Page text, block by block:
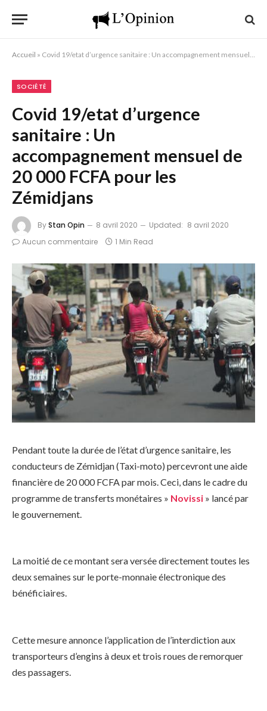
Accueil » Covid 19/etat d’urgence sanitaire : Un accompagnement mensuel de 20 000 FCFA pour les Zémidjans
SOCIÉTÉ
Covid 19/etat d’urgence
sanitaire : Un
accompagnement mensuel de
20 000 FCFA pour les
Zémidjans
ByStan Opin 8 avril 2020 Updated: 8 avril 2020
Aucun commentaire
1 Min Read
Pendant toute la durée de l’état d’urgence sanitaire, les
conducteurs de Zémidjan (Taxi-moto) percevront une aide
financière de 20 000 FCFA par mois. Ceci, dans le cadre du
programme de transferts monétaires » Novissi » lancé par
le gouvernement.
La moitié de ce montant sera versée directement toutes les
deux semaines sur le porte-monnaie électronique des
bénéficiaires.
Cette mesure annonce l’application de l’interdiction aux
transporteurs d’engins à deux et trois roues de remorquer
des passagers.